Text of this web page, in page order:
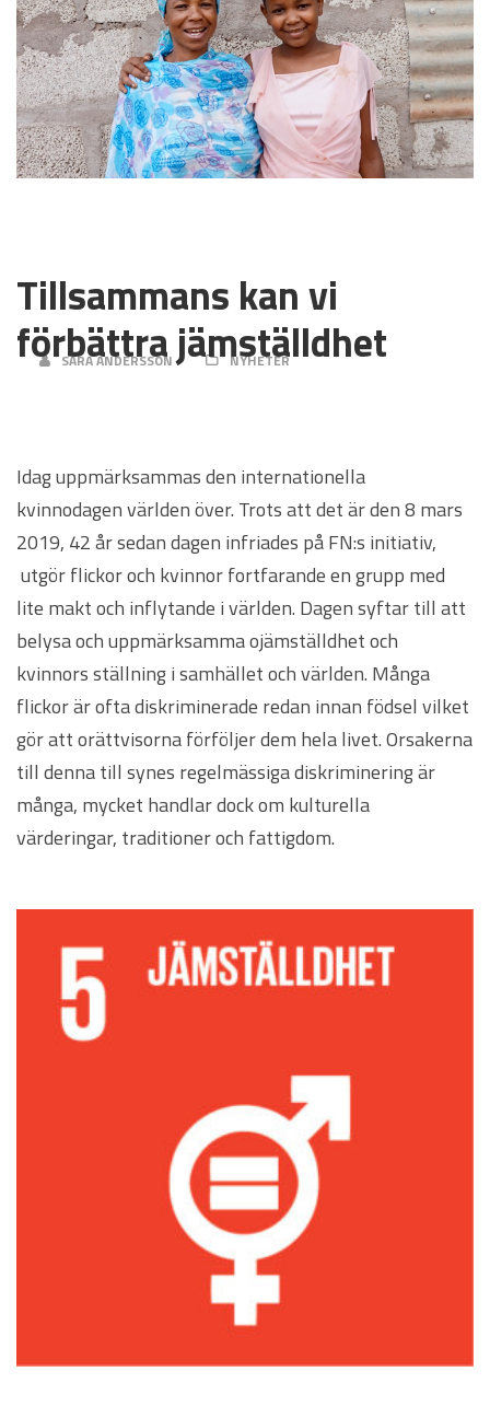
Tillsammans kan vi
förbättra jämställdhet
SARA ANDERSSON NYHETER
Idag uppmärksammas den internationella
kvinnodagen världen över. Trots att det är den 8 mars
2019, 42 år sedan dagen infriades på FN:s initiativ,
utgör flickor och kvinnor fortfarande en grupp med
lite makt och inflytande i världen. Dagen syftar till att
belysa och uppmärksamma ojämställdhet och
kvinnors ställning i samhället och världen. Många
flickor är ofta diskriminerade redan innan födsel vilket
gör att orättvisorna förföljer dem hela livet. Orsakerna
till denna till synes regelmässiga diskriminering är
många, mycket handlar dock om kulturella
värderingar, traditioner och fattigdom.